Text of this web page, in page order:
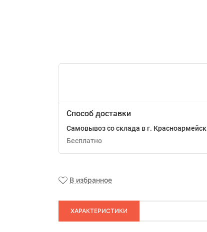
Способ доставки
Самовывоз со склада в г. Красноармейск
Бесплатно
В избранное
ХАРАКТЕРИСТИКИ